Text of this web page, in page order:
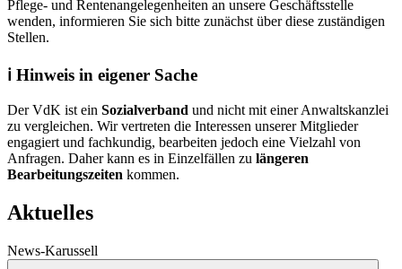
Pflege- und Rentenangelegenheiten an unsere Geschäftsstelle
wenden, informieren Sie sich bitte zunächst über diese zuständigen
Stellen.
ℹ️ Hinweis in eigener Sache
Der VdK ist ein Sozialverband und nicht mit einer Anwaltskanzlei
zu vergleichen. Wir vertreten die Interessen unserer Mitglieder
engagiert und fachkundig, bearbeiten jedoch eine Vielzahl von
Anfragen. Daher kann es in Einzelfällen zu längeren
Bearbeitungszeiten kommen.
Aktuelles
News-Karussell